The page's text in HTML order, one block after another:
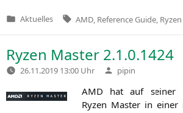
Veröffentlicht
Aktuelles Tags:
AMD Reference Guide
Ryzen Master 2.1.0.1424
26.11.2019 13:00 Uhr Verfasst
von
pipin
AMD hat auf sei­ner
Ryzen Mas­ter in einer